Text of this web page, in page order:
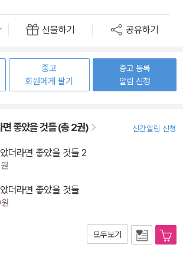
선물하기 공유하기
중고
회원에게 팔기
중고 등록
알림 신청
좋았을 것들 (총 2권) 신간알림 신청
더라면 좋았을 것들 2
원
더라면 좋았을 것들
원
모두보기